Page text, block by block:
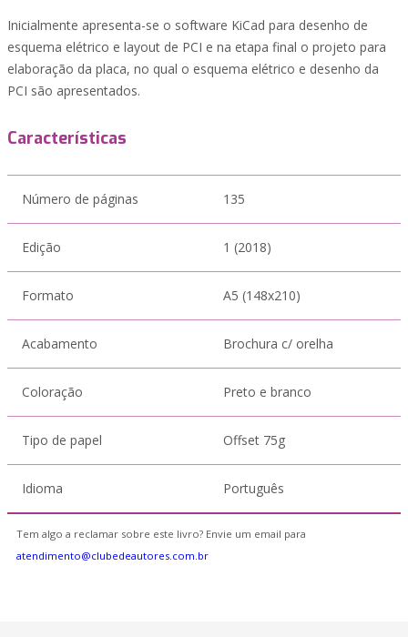
Inicialmente apresenta-se o software KiCad para desenho de
esquema elétrico e layout de PCI e na etapa final o projeto para
elaboração da placa, no qual o esquema elétrico e desenho da
PCI são apresentados.
Características
Número de páginas 135
Edição 1 (2018)
Formato A5 (148x210)
Acabamento Brochura c/ orelha
Coloração Preto e branco
Tipo de papel Offset 75g
Idioma Português
Tem algo a reclamar sobre este livro? Envie um email para
atendimento@clubedeautores.com.br